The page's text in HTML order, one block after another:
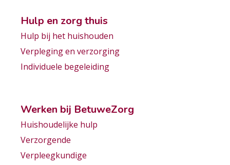
Hulp en zorg thuis
Hulp bij het huishouden
Verpleging en verzorging
Individuele begeleiding
Werken bij BetuweZorg
Huishoudelijke hulp
Verzorgende
Verpleegkundige